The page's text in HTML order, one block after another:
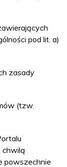
pod lit. a)
zasady
(tzw.
chwilą
powszechnie